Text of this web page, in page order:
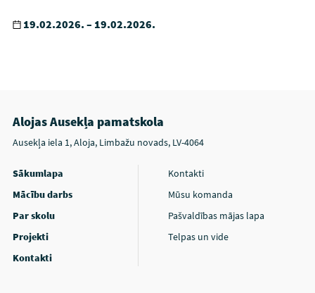
19.02.2026. – 19.02.2026.
Alojas Ausekļa pamatskola
Ausekļa iela 1, Aloja, Limbažu novads, LV-4064
Sākumlapa
Mācību darbs
Par skolu
Projekti
Kontakti
Kontakti
Mūsu komanda
Pašvaldības mājas lapa
Telpas un vide